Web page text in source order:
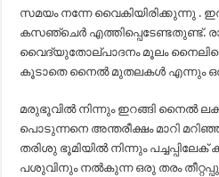
സമയം നന്നേ വൈകിയിരിക്കുന്നു .
കസഞ്ചെർ എത്തിപ്പെടേണ്ടതുണ്ട്.
വൈദ്യുതോല്പാദനം മൂലം
കൂടാതെ നൈൽ മുതലകൾ എന്നും
മരുഭൂവിൽ നിന്നും ഇറങ്ങി നൈൽ
പൊടുന്നനെ അന്തരീക്ഷം മാറി
തരിശു ഭൂമിയിൽ നിന്നും
പശുവിനും നൽകുന്ന ഒരു തരം